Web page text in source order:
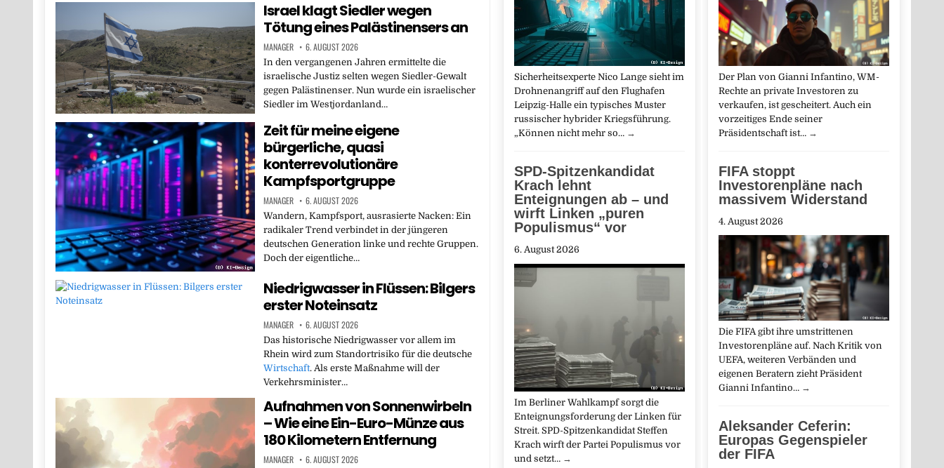
Israel klagt Siedler wegen
Tötung eines Palästinensers an
MANAGER 6. AUGUST 2026
In den vergangenen Jahren ermittelte die
israelische Justiz selten wegen Siedler-Gewalt
gegen Palästinenser. Nun wurde ein israelischer
Siedler im Westjordanland…
Zeit für meine eigene
bürgerliche, quasi
konterrevolutionäre
Kampfsportgruppe
MANAGER 6. AUGUST 2026
Wandern, Kampfsport, ausrasierte Nacken: Ein
radikaler Trend verbindet in der jüngeren
deutschen Generation linke und rechte Gruppen.
Doch der eigentliche…
Niedrigwasser in Flüssen: Bilgers
erster Noteinsatz
MANAGER 6. AUGUST 2026
Das historische Niedrigwasser vor allem im
Rhein wird zum Standortrisiko für die deutsche
Wirtschaft. Als erste Maßnahme will der
Verkehrsminister…
Aufnahmen von Sonnenwirbeln
– Wie eine Ein-Euro-Münze aus
180 Kilometern Entfernung
MANAGER 6. AUGUST 2026
Der Plan von Gianni Infantino, WM-
Rechte an private Investoren zu
verkaufen, ist gescheitert. Auch ein
vorzeitiges Ende seiner
Präsidentschaft ist… →
FIFA stoppt
Investorenpläne nach
massivem Widerstand
4. August 2026
Die FIFA gibt ihre umstrittenen
Investorenpläne auf. Nach Kritik von
UEFA, weiteren Verbänden und
eigenen Beratern zieht Präsident
Gianni Infantino… →
Aleksander Ceferin:
Europas Gegenspieler
der FIFA
Sicherheitsexperte Nico Lange sieht im
Drohnenangriff auf den Flughafen
Leipzig-Halle ein typisches Muster
russischer hybrider Kriegsführung.
„Können nicht mehr so… →
SPD-Spitzenkandidat
Krach lehnt
Enteignungen ab – und
wirft Linken „puren
Populismus“ vor
6. August 2026
Im Berliner Wahlkampf sorgt die
Enteignungsforderung der Linken für
Streit. SPD-Spitzenkandidat Steffen
Krach wirft der Partei Populismus vor
und setzt… →